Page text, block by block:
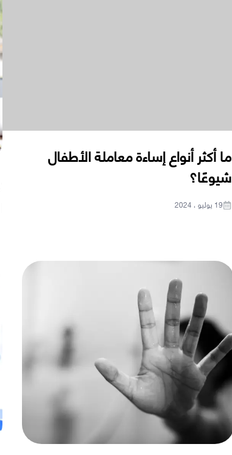
ما أكثر أنواع إساءة معاملة الأطفال
شيوعًا؟
19 يوليو ، 2024